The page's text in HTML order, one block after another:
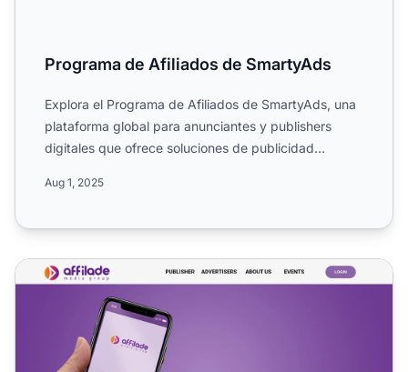
Programa de Afiliados de SmartyAds
Explora el Programa de Afiliados de SmartyAds, una
plataforma global para anunciantes y publishers
digitales que ofrece soluciones de publicidad
Aug 1, 2025
Programa de Afiliados de Affilade Media